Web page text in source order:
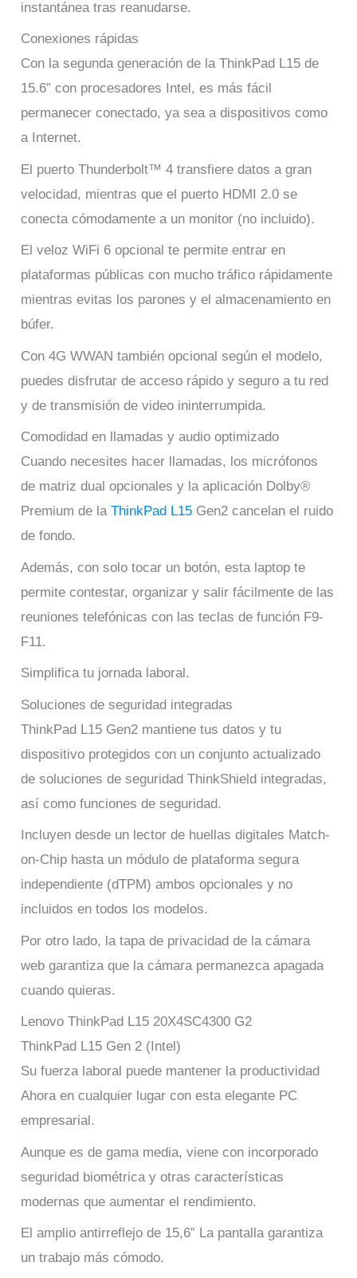
instantánea tras reanudarse.
Conexiones rápidas
Con la segunda generación de la ThinkPad L15 de
15.6” con procesadores Intel, es más fácil
permanecer conectado, ya sea a dispositivos como
a Internet.
El puerto Thunderbolt™ 4 transfiere datos a gran
velocidad, mientras que el puerto HDMI 2.0 se
conecta cómodamente a un monitor (no incluido).
El veloz WiFi 6 opcional te permite entrar en
plataformas públicas con mucho tráfico rápidamente
mientras evitas los parones y el almacenamiento en
búfer.
Con 4G WWAN también opcional según el modelo,
puedes disfrutar de acceso rápido y seguro a tu red
y de transmisión de video ininterrumpida.
Comodidad en llamadas y audio optimizado
Cuando necesites hacer llamadas, los micrófonos
de matriz dual opcionales y la aplicación Dolby®
Premium de laThinkPad L15 Gen2 cancelan el ruido
de fondo.
Además, con solo tocar un botón, esta laptop te
permite contestar, organizar y salir fácilmente de las
reuniones telefónicas con las teclas de función F9-
F11.
Simplifica tu jornada laboral.
Soluciones de seguridad integradas
ThinkPad L15 Gen2 mantiene tus datos y tu
dispositivo protegidos con un conjunto actualizado
de soluciones de seguridad ThinkShield integradas,
así como funciones de seguridad.
Incluyen desde un lector de huellas digitales Match-
on-Chip hasta un módulo de plataforma segura
independiente (dTPM) ambos opcionales y no
incluidos en todos los modelos.
Por otro lado, la tapa de privacidad de la cámara
web garantiza que la cámara permanezca apagada
cuando quieras.
Lenovo ThinkPad L15 20X4SC4300 G2
ThinkPad L15 Gen 2 (Intel)
Su fuerza laboral puede mantener la productividad
Ahora en cualquier lugar con esta elegante PC
empresarial.
Aunque es de gama media, viene con incorporado
seguridad biométrica y otras características
modernas que aumentar el rendimiento.
El amplio antirreflejo de 15,6” La pantalla garantiza
un trabajo más cómodo.